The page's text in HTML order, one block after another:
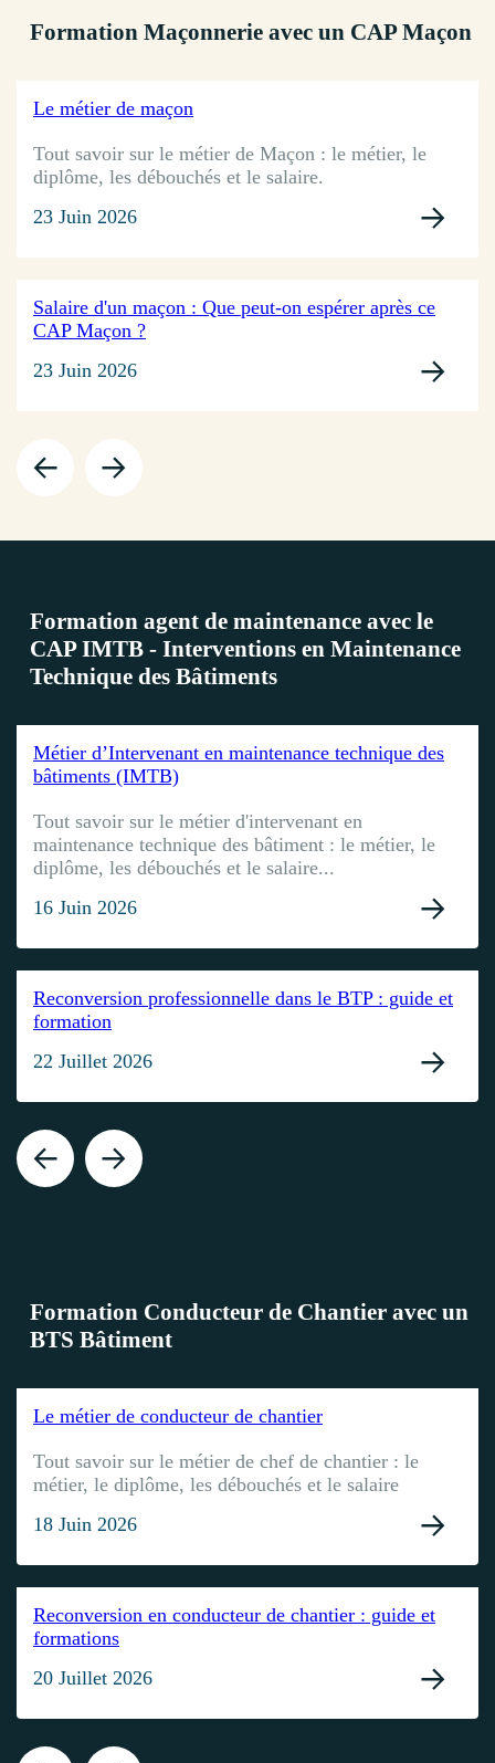
Formation Maçonnerie avec un CAP Maçon
Le métier de maçon
Tout savoir sur le métier de Maçon : le métier, le
diplôme, les débouchés et le salaire.
23 Juin 2026
Salaire d'un maçon : Que peut-on espérer après ce
CAP Maçon ?
23 Juin 2026
Formation agent de maintenance avec le
CAP IMTB - Interventions en Maintenance
Technique des Bâtiments
Métier d’Intervenant en maintenance technique des
bâtiments (IMTB)
Tout savoir sur le métier d'intervenant en
maintenance technique des bâtiment : le métier, le
diplôme, les débouchés et le salaire...
16 Juin 2026
Reconversion professionnelle dans le BTP : guide et
formation
22 Juillet 2026
Formation Conducteur de Chantier avec un
BTS Bâtiment
Le métier de conducteur de chantier
Tout savoir sur le métier de chef de chantier : le
métier, le diplôme, les débouchés et le salaire
18 Juin 2026
Reconversion en conducteur de chantier : guide et
formations
20 Juillet 2026